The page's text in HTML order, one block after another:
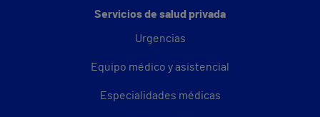
Servicios de salud privada
Urgencias
Equipo médico y asistencial
Especialidades médicas